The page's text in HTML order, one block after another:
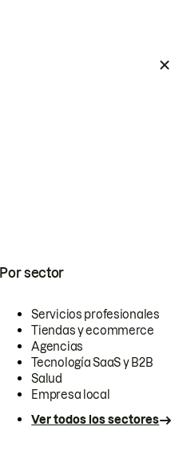
Por sector
Servicios profesionales
Tiendas y ecommerce
Agencias
Tecnología SaaS y B2B
Salud
Empresa local
Ver todos los sectores